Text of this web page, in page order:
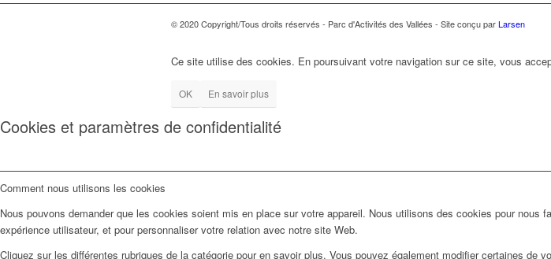
© 2020 Copyright/Tous droits réservés - Parc d'Activités des Vallées - Site conçu parLarsen
Ce site utilise des cookies. En poursuivant votre navigation sur ce site, vous
OK En savoir plus
Cookies et paramètres de confidentialité
Comment nous utilisons les cookies
Nous pouvons demander que les cookies soient mis en place sur votre appareil. Nous utilisons des cookies pour
expérience utilisateur, et pour personnaliser votre relation avec notre site Web.
Cliquez sur les différentes rubriques de la catégorie pour en savoir plus. Vous pouvez également modifier certaines